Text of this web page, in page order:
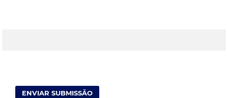
ENVIAR SUBMISSÃO